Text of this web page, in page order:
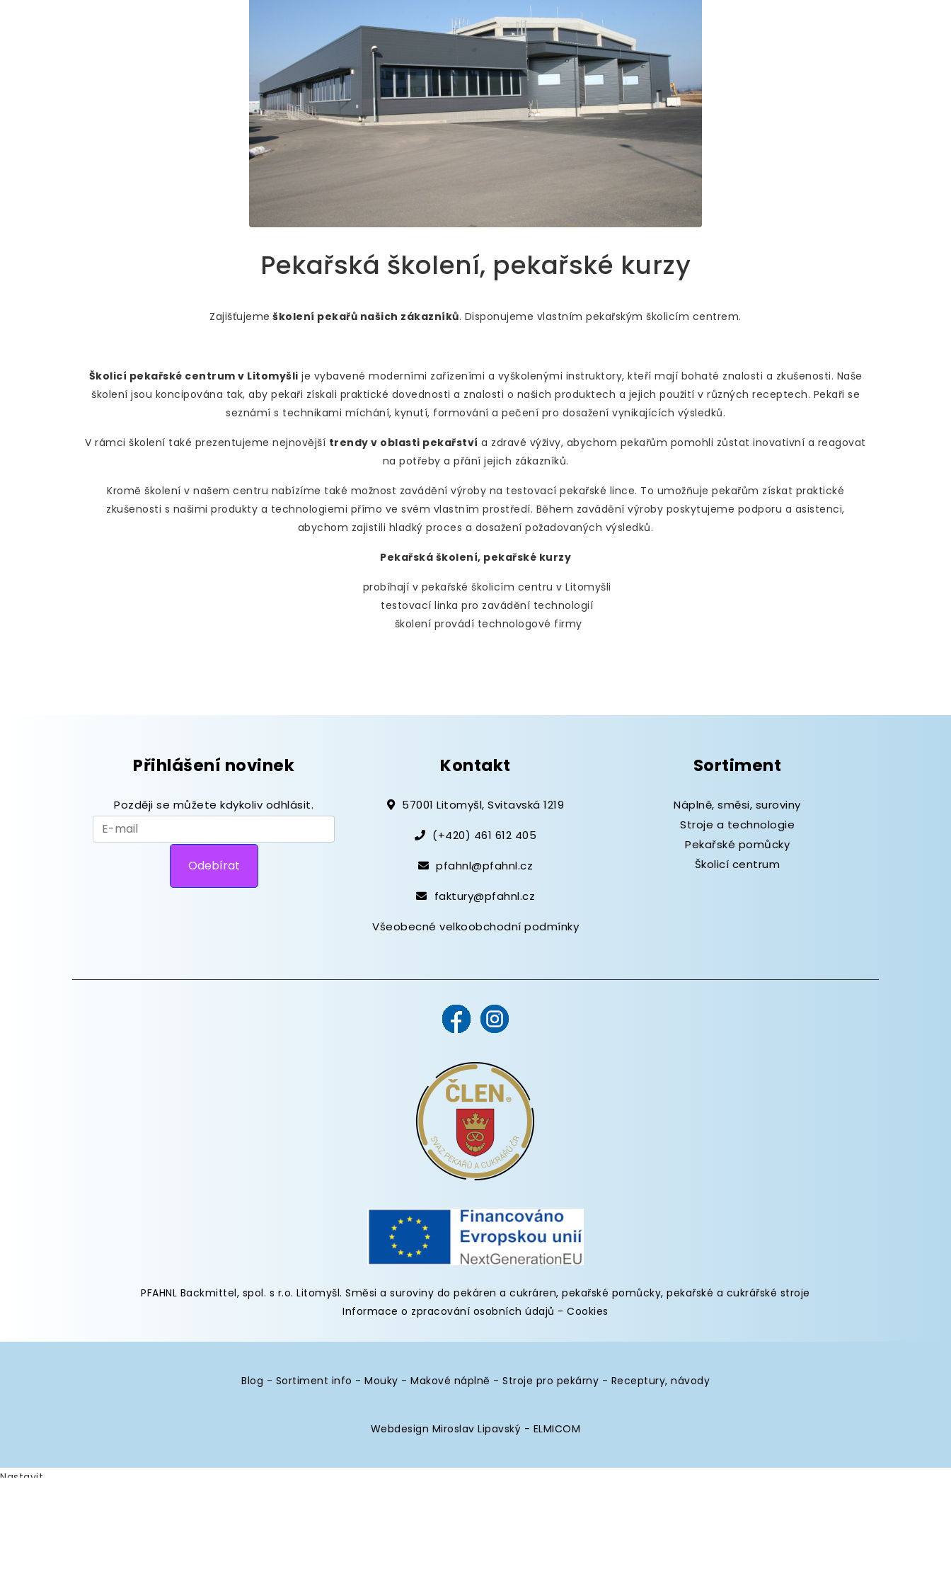
Pekařská školení, pekařské kurzy
Zajišťujeme školení pekařů našich zákazníků. Disponujeme vlastním pekařským školicím centrem.
Školicí pekařské centrum v Litomyšli je vybavené moderními zařízeními a vyškolenými instruktory, kteří mají bohaté znalosti a zkušenosti. Naše
školení jsou koncipována tak, aby pekaři získali praktické dovednosti a znalosti o našich produktech a jejich použití v různých receptech. Pekaři se
seznámí s technikami míchání, kynutí, formování a pečení pro dosažení vynikajících výsledků.
V rámci školení také prezentujeme nejnovější trendy v oblasti pekařství a zdravé výživy, abychom pekařům pomohli zůstat inovativní a reagovat
na potřeby a přání jejich zákazníků.
Kromě školení v našem centru nabízíme také možnost zavádění výroby na testovací pekařské lince. To umožňuje pekařům získat praktické
zkušenosti s našimi produkty a technologiemi přímo ve svém vlastním prostředí. Během zavádění výroby poskytujeme podporu a asistenci,
abychom zajistili hladký proces a dosažení požadovaných výsledků.
Pekařská školení, pekařské kurzy
probíhají v pekařské školicím centru v Litomyšli
testovací linka pro zavádění technologií
školení provádí technologové firmy
Přihlášení novinek
Později se můžete kdykoliv odhlásit.
Kontakt
57001 Litomyšl, Svitavská 1219
(+420) 461 612 405
pfahnl@pfahnl.cz
faktury@pfahnl.cz
Všeobecné velkoobchodní podmínky
Sortiment
Náplně, směsi, suroviny
Stroje a technologie
Pekařské pomůcky
Školicí centrum
PFAHNL Backmittel, spol. s r.o. Litomyšl.Směsi a suroviny do pekáren a cukráren,pekařské pomůcky,pekařské a cukrářské stroje
Informace o zpracování osobních údajů -Cookies
Blog - Sortiment info - Mouky - Makové náplně - Stroje pro pekárny - Receptury, návody
Webdesign Miroslav Lipavský - ELMICOM
Nastavit